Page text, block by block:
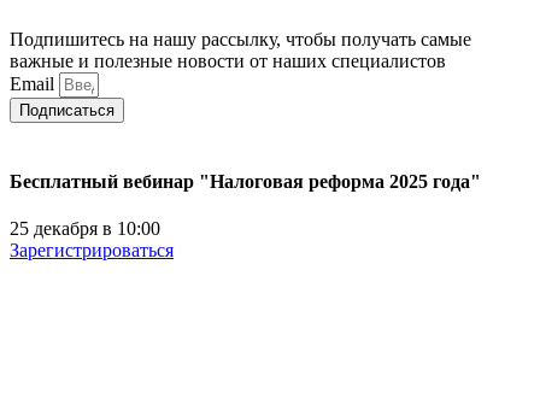
Подпишитесь на нашу рассылку, чтобы получать самые
важные и полезные новости от наших специалистов
Email
Подписаться
Бесплатный вебинар "Налоговая реформа 2025 года"
25 декабря в 10:00
Зарегистрироваться